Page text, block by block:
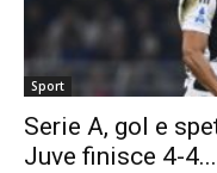
Sport
Serie A, gol e
Juve finisce 4-